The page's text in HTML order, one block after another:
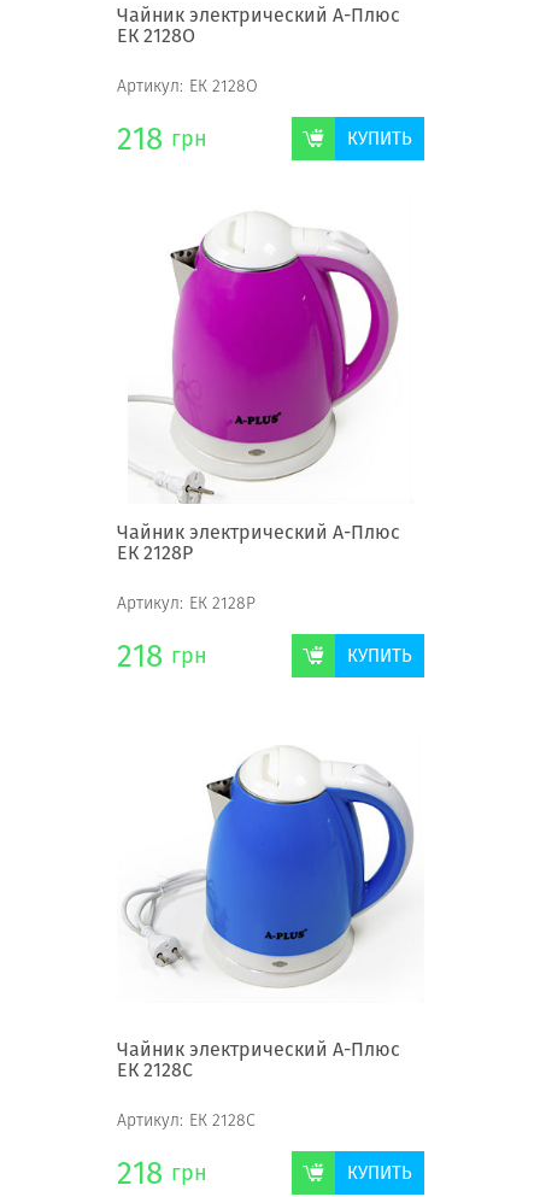
Чайник электрический А-Плюс
ЕК 2128О
Артикул: ЕК 2128О
218 грн КУПИТЬ
Чайник электрический А-Плюс
ЕК 2128Р
Артикул: ЕК 2128Р
218 грн КУПИТЬ
Чайник электрический А-Плюс
ЕК 2128С
Артикул: ЕК 2128С
218 грн КУПИТЬ